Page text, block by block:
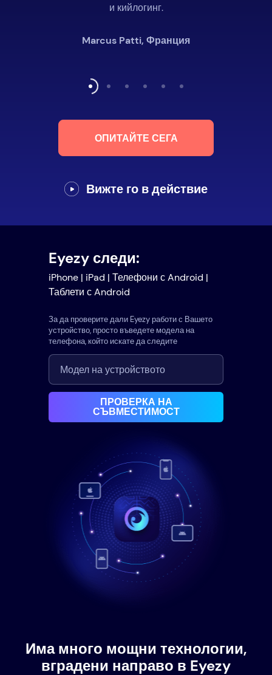
и кийлогинг.
Marcus Patti, Франция
ОПИТАЙТЕ СЕГА
Вижте го в действие
Eyezy следи:
iPhone | iPad | Телефони с Android |
Таблети с Android
За да проверите дали Eyezy работи с Вашето
устройство, просто въведете модела на
телефона, който искате да следите
ПРОВЕРКА НА
СЪВМЕСТИМОСТ
Има много мощни технологии,
вградени направо в Eyezy